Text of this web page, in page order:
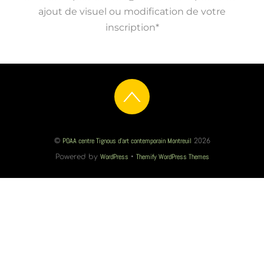
ajout de visuel ou modification de votre
inscription*
© POAA centre Tignous d'art contemporain Montreuil 2026
Powered by WordPress • Themify WordPress Themes